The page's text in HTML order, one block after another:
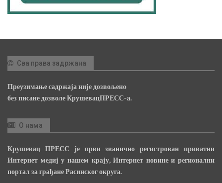
Сва права задржана
Преузимање садржаја није дозвољено
без писане дозволе КрушевацПРЕСС-а.
О нама
Крушевац ПРЕСС је први званично регистрован приватни
Интернет медиј у нашем крају, Интернет новине и регионални
портал за грађане Расинског округа.